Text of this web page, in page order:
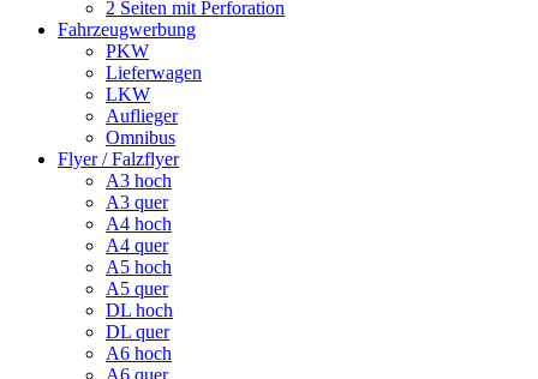
2 Seiten mit Perforation
Fahrzeugwerbung
PKW
Lieferwagen
LKW
Auflieger
Omnibus
Flyer / Falzflyer
A3 hoch
A3 quer
A4 hoch
A4 quer
A5 hoch
A5 quer
DL hoch
DL quer
A6 hoch
A6 quer